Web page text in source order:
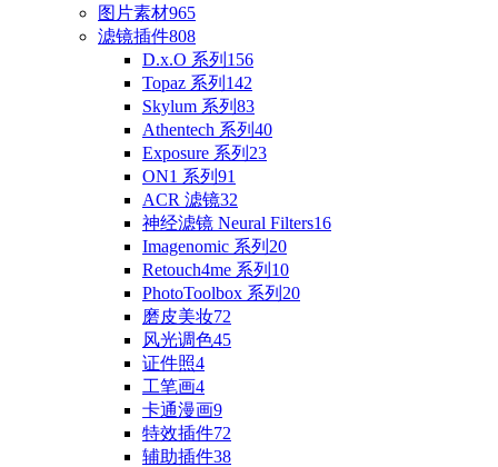
图片素材965
滤镜插件808
D.x.O 系列 156
Topaz 系列 142
Skylum 系列 83
Athentech 系列 40
Exposure 系列 23
ON1 系列 91
ACR 滤镜32
神经滤镜 Neural Filters16
Imagenomic 系列 20
Retouch4me 系列 10
PhotoToolbox 系列 20
磨皮美妆72
风光调色45
证件照4
工笔画4
卡通漫画9
特效插件72
辅助插件38